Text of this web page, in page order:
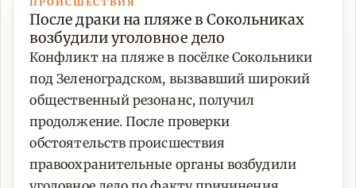
После драки на пляже в Сокольниках
возбудили уголовное дело
Конфликт на пляже в посёлке Сокольники
под Зеленоградском, вызвавший широкий
общественный резонанс, получил
продолжение. После проверки
обстоятельств происшествия
правоохранительные органы возбудили